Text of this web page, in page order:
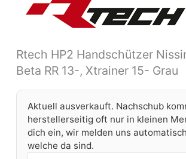
Rtech HP2 Handschützer
Beta RR 13-, Xtrainer 15- Grau
Aktuell ausverkauft. Nachschub
herstellerseitig oft nur in kleinen
dich ein, wir melden uns
welche da sind.